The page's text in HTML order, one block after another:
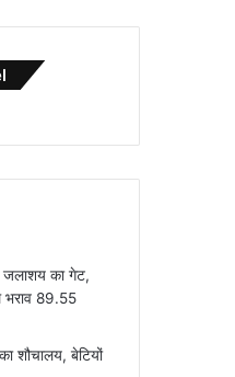
जलाशय का गेट,
भराव 89.55
शौचालय, बेटियों